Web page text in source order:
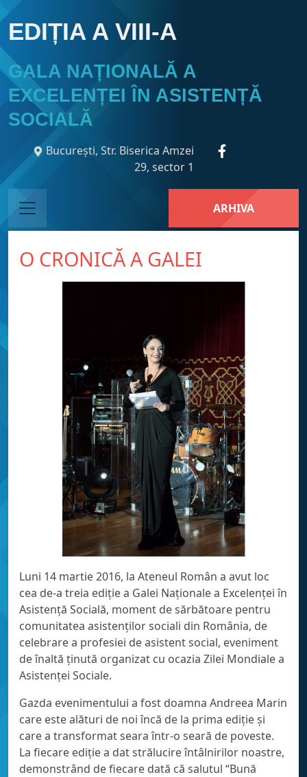
EDIȚIA A VIII-A
GALA NAȚIONALĂ A
EXCELENȚEI ÎN ASISTENȚĂ
SOCIALĂ
București, Str. Biserica Amzei
29, sector 1
ARHIVA
O CRONICĂ A GALEI
Luni 14 martie 2016, la Ateneul Român a avut loc
cea de-a treia ediție a Galei Naționale a Excelenței în
Asistență Socială, moment de sărbătoare pentru
comunitatea asistenților sociali din România, de
celebrare a profesiei de asistent social, eveniment
de înaltă ținută organizat cu ocazia Zilei Mondiale a
Asistenței Sociale.
Gazda evenimentului a fost doamna Andreea Marin
care este alături de noi încă de la prima ediție și
care a transformat seara într-o seară de poveste.
La fiecare ediție a dat strălucire întâlnirilor noastre,
demonstrând de fiecare dată că salutul “Bună